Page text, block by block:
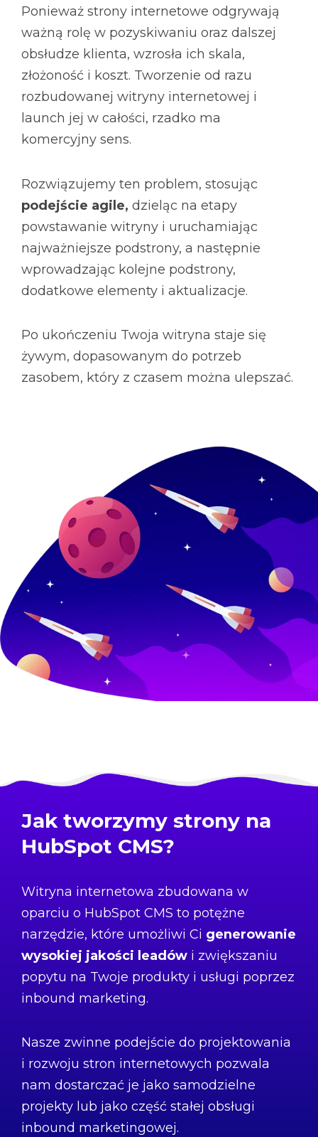
Ponieważ strony internetowe odgrywają
ważną rolę w pozyskiwaniu oraz dalszej
obsłudze klienta, wzrosła ich skala,
złożoność i koszt. Tworzenie od razu
rozbudowanej witryny internetowej i
launch jej w całości, rzadko ma
komercyjny sens.
Rozwiązujemy ten problem, stosując
podejście agile, dzieląc na etapy
powstawanie witryny i uruchamiając
najważniejsze podstrony, a następnie
wprowadzając kolejne podstrony,
dodatkowe elementy i aktualizacje.
Po ukończeniu Twoja witryna staje się
żywym, dopasowanym do potrzeb
zasobem, który z czasem można ulepszać.
Jak tworzymy strony na
HubSpot CMS?
Witryna internetowa zbudowana w
oparciu o HubSpot CMS to potężne
narzędzie, które umożliwi Ci generowanie
wysokiej jakości leadów i zwiększaniu
popytu na Twoje produkty i usługi poprzez
inbound marketing.
Nasze zwinne podejście do projektowania
i rozwoju stron internetowych pozwala
nam dostarczać je jako samodzielne
projekty lub jako część stałej obsługi
inbound marketingowej.